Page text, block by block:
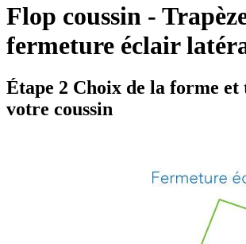
Flop coussin -
fermeture éclair
Étape 2 Choix de la forme et
votre coussin